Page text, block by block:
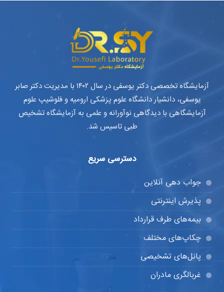
آزمایشگاه تخصصی دکتر یوسفی در سال ۱۴۰۲ با مدیریت دکتر صابر
یوسفی، دانشیار دانشگاه علوم پزشکی ارومیه و فلوشیپ علوم
آزمایشگاهی با دیدگاهی نوآورانه و علمی به آزمایشگاه تشخیص
طبی تاسیس شد.
دسترسی سریع
جواب دهی آنلاین
پذیرش اینترنتی
بیمه‌های طرف قرارداد
چکاپ‌های مختلف
پانل‌های تشخیصی
غربالگری مادران